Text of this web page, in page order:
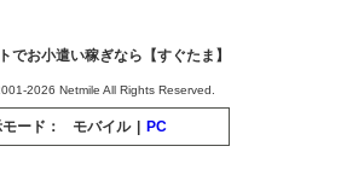
でお小遣い稼ぎなら【すぐたま】
2026 Netmile All Rights Reserved.
ード： モバイル PC